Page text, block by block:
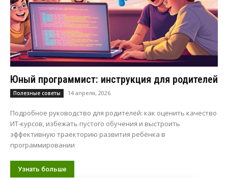
Юный программист: инструкция для родителей
Полезные советы 14 апреля, 2026
Подробное руководство для родителей: как оценить качество
ИТ-курсов, избежать пустого обучения и выстроить
эффективную траекторию развития ребёнка в
программировании
Узнать больше